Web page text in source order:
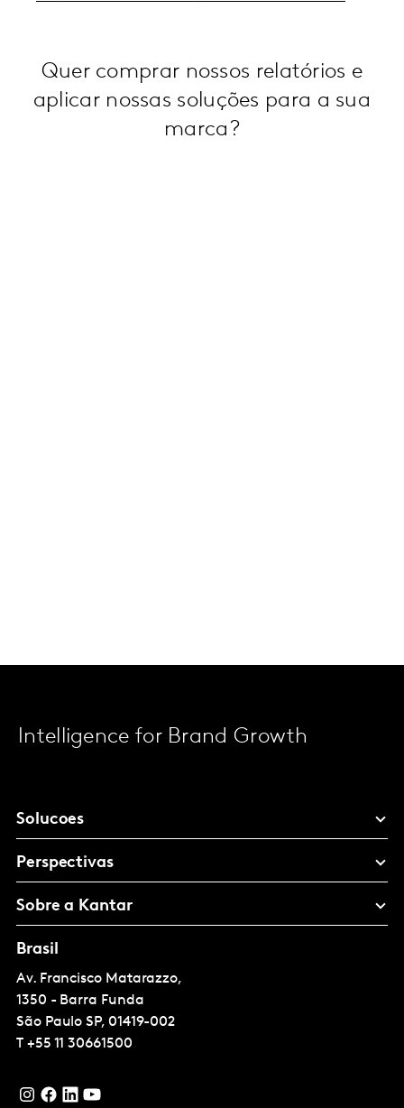
Quer comprar nossos relatórios e
aplicar nossas soluções para a sua
marca?
Intelligence for Brand Growth
Solucoes
Perspectivas
Sobre a Kantar
Brasil
Av. Francisco Matarazzo,
1350 - Barra Funda
São Paulo SP, 01419-002
T +55 11 30661500